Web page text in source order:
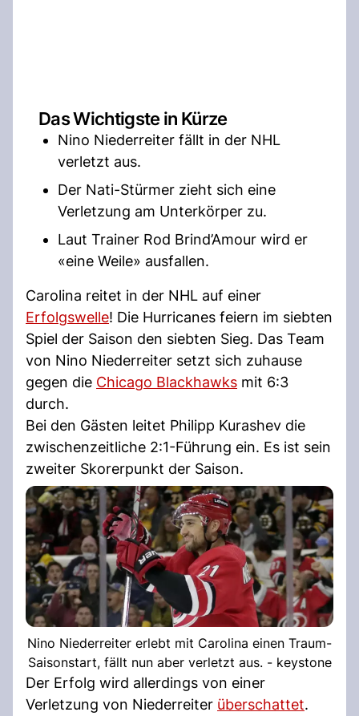
Das Wichtigste in Kürze
Nino Niederreiter fällt in der NHL
verletzt aus.
Der Nati-Stürmer zieht sich eine
Verletzung am Unterkörper zu.
Laut Trainer Rod Brind’Amour wird er
«eine Weile» ausfallen.
Carolina reitet in der NHL auf einer
Erfolgswelle! Die Hurricanes feiern im siebten
Spiel der Saison den siebten Sieg. Das Team
von Nino Niederreiter setzt sich zuhause
gegen die Chicago Blackhawks mit 6:3
durch.
Bei den Gästen leitet Philipp Kurashev die
zwischenzeitliche 2:1-Führung ein. Es ist sein
zweiter Skorerpunkt der Saison.
Nino Niederreiter erlebt mit Carolina einen Traum-
Saisonstart, fällt nun aber verletzt aus. - keystone
Der Erfolg wird allerdings von einer
Verletzung von Niederreiter überschattet.